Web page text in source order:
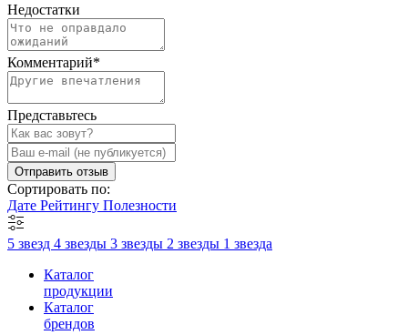
Недостатки
Комментарий*
Представьтесь
Отправить отзыв
Сортировать по:
Дате Рейтингу Полезности
5 звезд 4 звезды 3 звезды 2 звезды 1 звезда
Каталог
продукции
Каталог
брендов